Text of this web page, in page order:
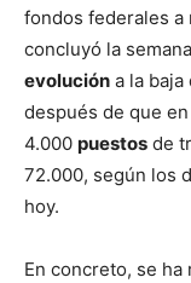
fondos federales a
concluyó la
evolución a la baja
después de que
4.000 puestos de
72.000, según los
hoy.
En concreto, se ha